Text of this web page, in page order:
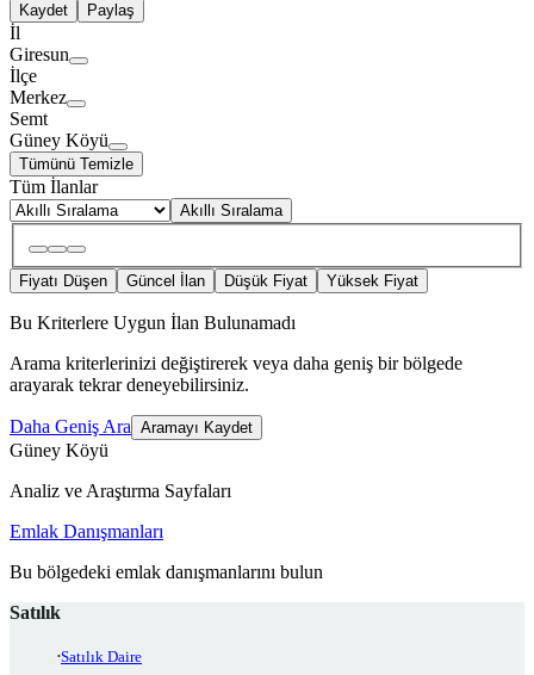
Kaydet
Paylaş
İl
Giresun
İlçe
Merkez
Semt
Güney Köyü
Tümünü Temizle
Tüm İlanlar
Akıllı Sıralama
Fiyatı Düşen Güncel İlan Düşük Fiyat Yüksek Fiyat
Bu Kriterlere Uygun İlan Bulunamadı
Arama kriterlerinizi değiştirerek veya daha geniş bir bölgede
arayarak tekrar deneyebilirsiniz.
Daha Geniş Ara Aramayı Kaydet
Güney Köyü
Analiz ve Araştırma Sayfaları
Emlak Danışmanları
Bu bölgedeki emlak danışmanlarını bulun
Satılık
Satılık Daire